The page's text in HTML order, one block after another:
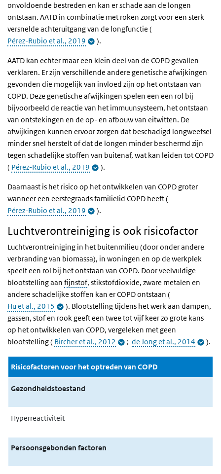
onvoldoende bestreden en kan er schade aan de longen
ontstaan. AATD in combinatie met roken zorgt voor een sterk
versnelde achteruitgang van de longfunctie (
Pérez-Rubio et al., 2019
).
AATD kan echter maar een klein deel van de COPD gevallen
verklaren. Er zijn verschillende andere genetische afwijkingen
gevonden die mogelijk van invloed zijn op het ontstaan van
COPD. Deze genetische afwijkingen spelen een een rol bij
bijvoorbeeld de reactie van het immuunsysteem, het ontstaan
van ontstekingen en de op- en afbouw van eitwitten. De
afwijkingen kunnen ervoor zorgen dat beschadigd longweefsel
minder snel herstelt of dat de longen minder beschermd zijn
tegen schadelijke stoffen van buitenaf, wat kan leiden tot COPD
( Pérez-Rubio et al., 2019 ).
Daarnaast is het risico op het ontwikkelen van COPD groter
wanneer een eerstegraads familielid COPD heeft (
Pérez-Rubio et al., 2019
).
Luchtverontreiniging is ook risicofactor
Luchtverontreiniging in het buitenmilieu (door onder andere
verbranding van biomassa), in woningen en op de werkplek
speelt een rol bij het ontstaan van COPD. Door veelvuldige
blootstelling aan fijnstof, stikstofdioxide, zware metalen en
andere schadelijke stoffen kan er COPD ontstaan (
Hu et al., 2015
). Blootstelling tijdens het werk aan dampen,
gassen, stof en rook geeft een twee tot vijf keer zo grote kans
op het ontwikkelen van COPD, vergeleken met geen
blootstelling ( Bircher et al., 2012 ; de Jong et al., 2014 ).
Risicofactoren voor het optreden van COPD
Gezondheidstoestand
Hyperreactiviteit
Persoonsgebonden factoren